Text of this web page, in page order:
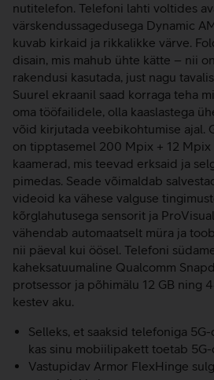
nutitelefon. Telefoni lahti voltides
värskendussagedusega Dynamic
kuvab kirkaid ja rikkalikke värve.
disain, mis mahub ühte kätte – nii
rakendusi kasutada, just nagu
Suurel ekraanil saad korraga teha
oma tööfailidele, olla kaaslastega
võid kirjutada veebikohtumise ajal.
on tipptasemel 200 Mpix + 12 Mpix
kaamerad, mis teevad erksaid ja
pimedas. Seade võimaldab
videoid ka vähese valguse
kõrglahutusega sensorit ja
vähendab automaatselt müra ja
nii päeval kui öösel. Telefoni
kaheksatuumaline Qualcomm
protsessor ja põhimälu 12 GB ning
kestev aku.
Selleks, et saaksid telefoniga
kas sinu mobiilipakett toetab 5G-
Vastupidav Armor FlexHinge